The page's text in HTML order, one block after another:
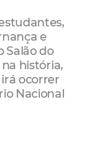
e
Salão do
história,
ocorrer
Nacional